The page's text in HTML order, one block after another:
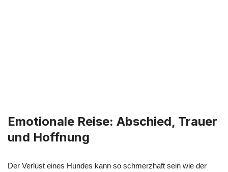
Emotionale Reise: Abschied, Trauer
und Hoffnung
Der Verlust eines Hundes kann so schmerzhaft sein wie der